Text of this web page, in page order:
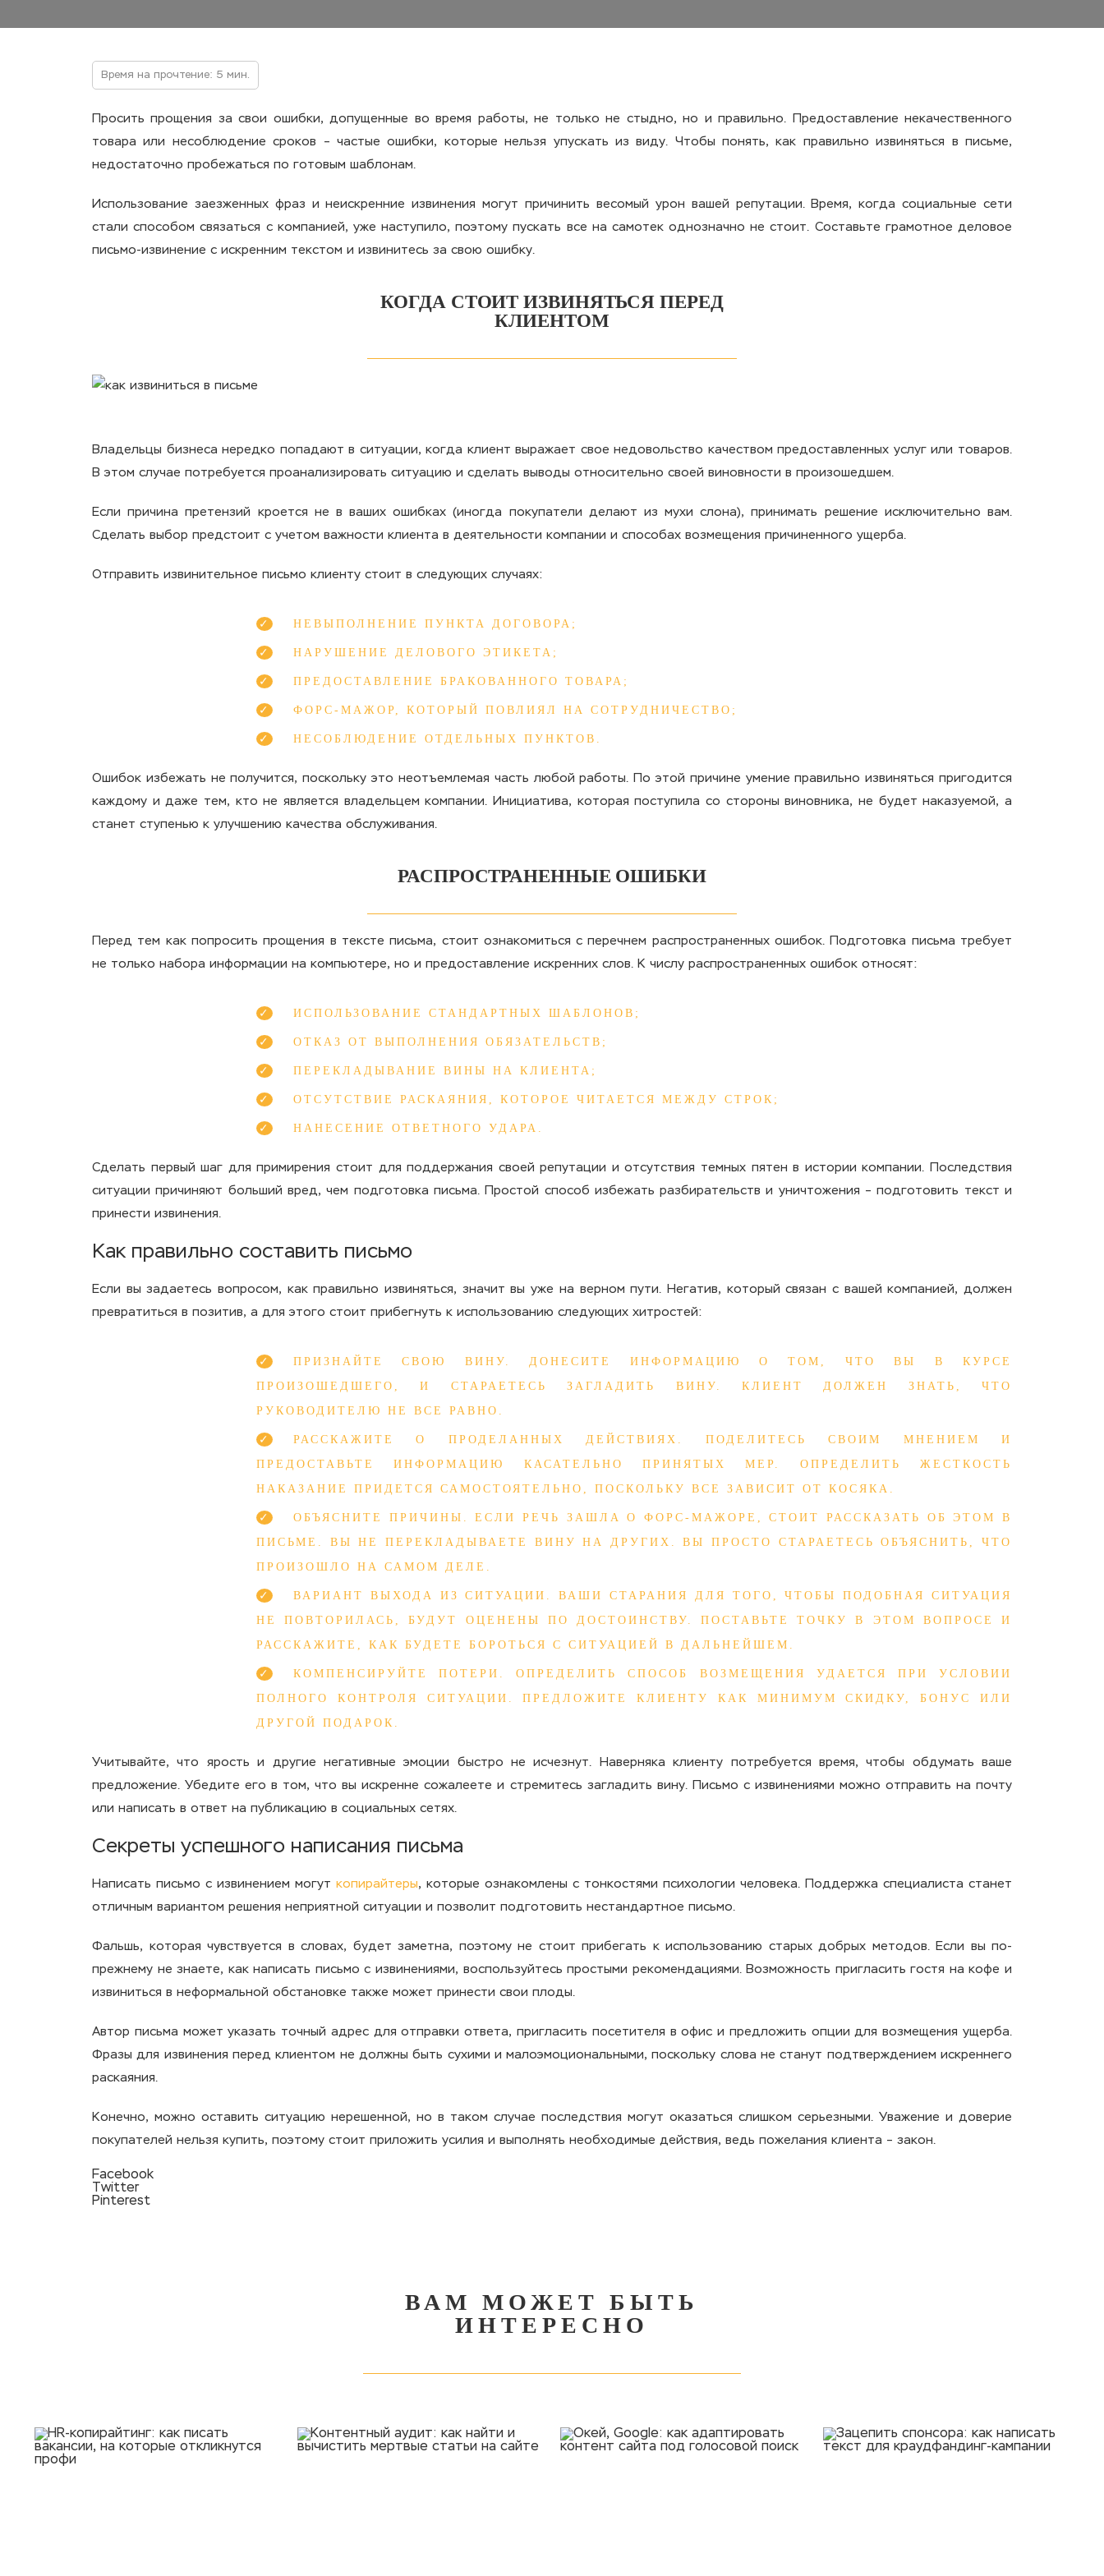
Время на прочтение: 5 мин.
Просить прощения за свои ошибки, допущенные во время работы, не только не стыдно, но и правильно. Предоставление некачественного
товара или несоблюдение сроков – частые ошибки, которые нельзя упускать из виду. Чтобы понять, как правильно извиняться в письме,
недостаточно пробежаться по готовым шаблонам.
Использование заезженных фраз и неискренние извинения могут причинить весомый урон вашей репутации. Время, когда социальные сети
стали способом связаться с компанией, уже наступило, поэтому пускать все на самотек однозначно не стоит. Составьте грамотное деловое
письмо-извинение с искренним текстом и извинитесь за свою ошибку.
КОГДА СТОИТ ИЗВИНЯТЬСЯ ПЕРЕД
КЛИЕНТОМ
Владельцы бизнеса нередко попадают в ситуации, когда клиент выражает свое недовольство качеством предоставленных услуг или товаров.
В этом случае потребуется проанализировать ситуацию и сделать выводы относительно своей виновности в произошедшем.
Если причина претензий кроется не в ваших ошибках (иногда покупатели делают из мухи слона), принимать решение исключительно вам.
Сделать выбор предстоит с учетом важности клиента в деятельности компании и способах возмещения причиненного ущерба.
Отправить извинительное письмо клиенту стоит в следующих случаях:
НЕВЫПОЛНЕНИЕ ПУНКТА ДОГОВОРА;
НАРУШЕНИЕ ДЕЛОВОГО ЭТИКЕТА;
ПРЕДОСТАВЛЕНИЕ БРАКОВАННОГО ТОВАРА;
ФОРС-МАЖОР, КОТОРЫЙ ПОВЛИЯЛ НА СОТРУДНИЧЕСТВО;
НЕСОБЛЮДЕНИЕ ОТДЕЛЬНЫХ ПУНКТОВ.
Ошибок избежать не получится, поскольку это неотъемлемая часть любой работы. По этой причине умение правильно извиняться пригодится
каждому и даже тем, кто не является владельцем компании. Инициатива, которая поступила со стороны виновника, не будет наказуемой, а
станет ступенью к улучшению качества обслуживания.
РАСПРОСТРАНЕННЫЕ ОШИБКИ
Перед тем как попросить прощения в тексте письма, стоит ознакомиться с перечнем распространенных ошибок. Подготовка письма требует
не только набора информации на компьютере, но и предоставление искренних слов. К числу распространенных ошибок относят:
ИСПОЛЬЗОВАНИЕ СТАНДАРТНЫХ ШАБЛОНОВ;
ОТКАЗ ОТ ВЫПОЛНЕНИЯ ОБЯЗАТЕЛЬСТВ;
ПЕРЕКЛАДЫВАНИЕ ВИНЫ НА КЛИЕНТА;
ОТСУТСТВИЕ РАСКАЯНИЯ, КОТОРОЕ ЧИТАЕТСЯ МЕЖДУ СТРОК;
НАНЕСЕНИЕ ОТВЕТНОГО УДАРА.
Сделать первый шаг для примирения стоит для поддержания своей репутации и отсутствия темных пятен в истории компании. Последствия
ситуации причиняют больший вред, чем подготовка письма. Простой способ избежать разбирательств и уничтожения – подготовить текст и
принести извинения.
Как правильно составить письмо
Если вы задаетесь вопросом, как правильно извиняться, значит вы уже на верном пути. Негатив, который связан с вашей компанией, должен
превратиться в позитив, а для этого стоит прибегнуть к использованию следующих хитростей:
ПРИЗНАЙТЕ СВОЮ ВИНУ. ДОНЕСИТЕ ИНФОРМАЦИЮ О ТОМ, ЧТО ВЫ В КУРСЕ
ПРОИЗОШЕДШЕГО, И СТАРАЕТЕСЬ ЗАГЛАДИТЬ ВИНУ. КЛИЕНТ ДОЛЖЕН ЗНАТЬ, ЧТО
РУКОВОДИТЕЛЮ НЕ ВСЕ РАВНО.
РАССКАЖИТЕ О ПРОДЕЛАННЫХ ДЕЙСТВИЯХ. ПОДЕЛИТЕСЬ СВОИМ МНЕНИЕМ И
ПРЕДОСТАВЬТЕ ИНФОРМАЦИЮ КАСАТЕЛЬНО ПРИНЯТЫХ МЕР. ОПРЕДЕЛИТЬ ЖЕСТКОСТЬ
НАКАЗАНИЕ ПРИДЕТСЯ САМОСТОЯТЕЛЬНО, ПОСКОЛЬКУ ВСЕ ЗАВИСИТ ОТ КОСЯКА.
ОБЪЯСНИТЕ ПРИЧИНЫ. ЕСЛИ РЕЧЬ ЗАШЛА О ФОРС-МАЖОРЕ, СТОИТ РАССКАЗАТЬ ОБ ЭТОМ В
ПИСЬМЕ. ВЫ НЕ ПЕРЕКЛАДЫВАЕТЕ ВИНУ НА ДРУГИХ. ВЫ ПРОСТО СТАРАЕТЕСЬ ОБЪЯСНИТЬ, ЧТО
ПРОИЗОШЛО НА САМОМ ДЕЛЕ.
ВАРИАНТ ВЫХОДА ИЗ СИТУАЦИИ. ВАШИ СТАРАНИЯ ДЛЯ ТОГО, ЧТОБЫ ПОДОБНАЯ СИТУАЦИЯ
НЕ ПОВТОРИЛАСЬ, БУДУТ ОЦЕНЕНЫ ПО ДОСТОИНСТВУ. ПОСТАВЬТЕ ТОЧКУ В ЭТОМ ВОПРОСЕ И
РАССКАЖИТЕ, КАК БУДЕТЕ БОРОТЬСЯ С СИТУАЦИЕЙ В ДАЛЬНЕЙШЕМ.
КОМПЕНСИРУЙТЕ ПОТЕРИ. ОПРЕДЕЛИТЬ СПОСОБ ВОЗМЕЩЕНИЯ УДАЕТСЯ ПРИ УСЛОВИИ
ПОЛНОГО КОНТРОЛЯ СИТУАЦИИ. ПРЕДЛОЖИТЕ КЛИЕНТУ КАК МИНИМУМ СКИДКУ, БОНУС ИЛИ
ДРУГОЙ ПОДАРОК.
Учитывайте, что ярость и другие негативные эмоции быстро не исчезнут. Наверняка клиенту потребуется время, чтобы обдумать ваше
предложение. Убедите его в том, что вы искренне сожалеете и стремитесь загладить вину. Письмо с извинениями можно отправить на почту
или написать в ответ на публикацию в социальных сетях.
Секреты успешного написания письма
Написать письмо с извинением могут копирайтеры, которые ознакомлены с тонкостями психологии человека. Поддержка специалиста станет
отличным вариантом решения неприятной ситуации и позволит подготовить нестандартное письмо.
Фальшь, которая чувствуется в словах, будет заметна, поэтому не стоит прибегать к использованию старых добрых методов. Если вы по-
прежнему не знаете, как написать письмо с извинениями, воспользуйтесь простыми рекомендациями. Возможность пригласить гостя на кофе и
извиниться в неформальной обстановке также может принести свои плоды.
Автор письма может указать точный адрес для отправки ответа, пригласить посетителя в офис и предложить опции для возмещения ущерба.
Фразы для извинения перед клиентом не должны быть сухими и малоэмоциональными, поскольку слова не станут подтверждением искреннего
раскаяния.
Конечно, можно оставить ситуацию нерешенной, но в таком случае последствия могут оказаться слишком серьезными. Уважение и доверие
покупателей нельзя купить, поэтому стоит приложить усилия и выполнять необходимые действия, ведь пожелания клиента – закон.
Facebook
Twitter
Pinterest
ВАМ МОЖЕТ БЫТЬ
ИНТЕРЕСНО